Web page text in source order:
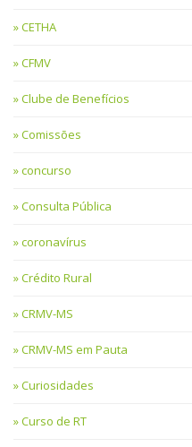
CETHA
CFMV
Clube de Benefícios
Comissões
concurso
Consulta Pública
coronavírus
Crédito Rural
CRMV-MS
CRMV-MS em Pauta
Curiosidades
Curso de RT